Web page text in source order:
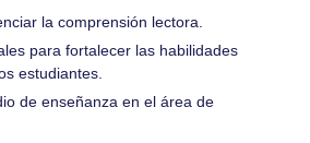
la comprensión lectora.
para fortalecer las habilidades
estudiantes.
de enseñanza en el área de